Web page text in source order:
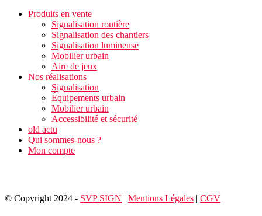
Produits en vente
Signalisation routière
Signalisation des chantiers
Signalisation lumineuse
Mobilier urbain
Aire de jeux
Nos réalisations
Signalisation
Équipements urbain
Mobilier urbain
Accessibilité et sécurité
old actu
Qui sommes-nous ?
Mon compte
© Copyright 2024 - SVP SIGN | Mentions Légales | CGV